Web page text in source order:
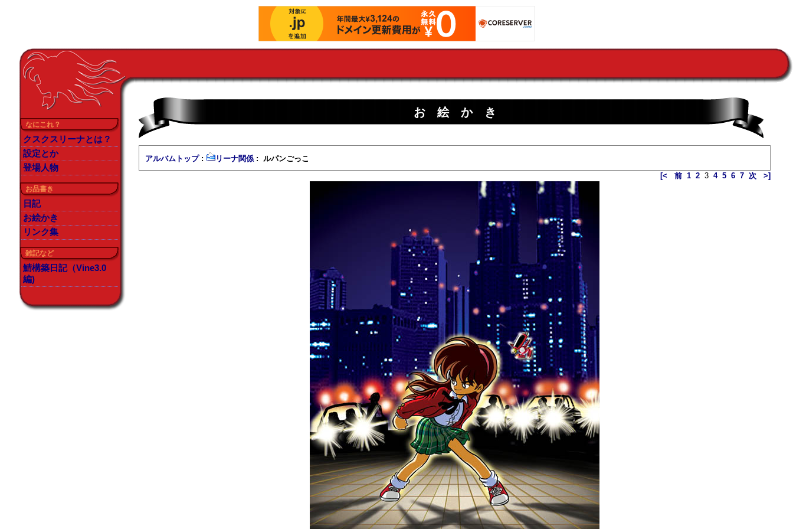
お 絵 か き
アルバムトップ: リーナ関係 : ルパンごっこ
[<
前 1 2 3 4 5 6 7 次 >]
なにこれ？
クスクスリーナとは？
設定とか
登場人物
お品書き
日記
お絵かき
リンク集
雑記など
鯖構築日記（Vine3.0
編)